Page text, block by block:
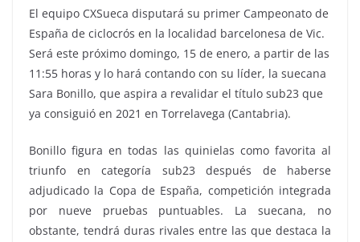
El equipo CXSueca disputará su primer Campeonato de
España de ciclocrós en la localidad barcelonesa de Vic.
Será este próximo domingo, 15 de enero, a partir de las
11:55 horas y lo hará contando con su líder, la suecana
Sara Bonillo, que aspira a revalidar el título sub23 que
ya consiguió en 2021 en Torrelavega (Cantabria).
Bonillo figura en todas las quinielas como favorita al
triunfo en categoría sub23 después de haberse
adjudicado la Copa de España, competición integrada
por nueve pruebas puntuables. La suecana, no
obstante, tendrá duras rivales entre las que destaca la